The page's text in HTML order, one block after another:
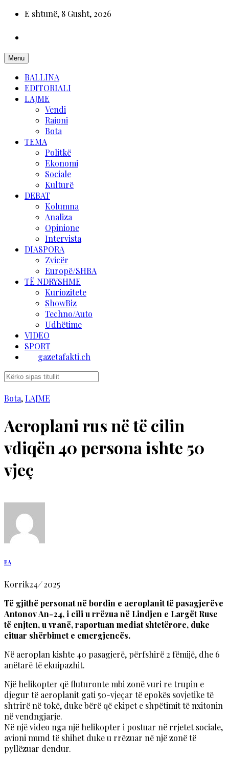
E shtunë, 8 Gusht, 2026
Menu
BALLINA
EDITORIALI
LAJME
Vendi
Rajoni
Bota
TEMA
Politkë
Ekonomi
Sociale
Kulturë
DEBAT
Kolumna
Analiza
Opinione
Intervista
DIASPORA
Zvicër
Europë/SHBA
TË NDRYSHME
Kuriozitete
ShowBiz
Techno/Auto
Udhëtime
VIDEO
SPORT
gazetafakti.ch
Bota,LAJME
Aeroplani rus në të cilin
vdiqën 40 persona ishte 50
vjeç
EA
Korrik24/2025
Të gjithë personat në bordin e aeroplanit të pasagjerëve
Antonov An-24, i cili u rrëzua në Lindjen e Largët Ruse
të enjten, u vranë, raportuan mediat shtetërore, duke
cituar shërbimet e emergjencës.
Në aeroplan kishte 40 pasagjerë, përfshirë 2 fëmijë, dhe 6
anëtarë të ekuipazhit.
Një helikopter që fluturonte mbi zonë vuri re trupin e
djegur të aeroplanit gati 50-vjeçar të epokës sovjetike të
shtrirë në tokë, duke bërë që ekipet e shpëtimit të nxitonin
në vendngjarje.
Në një video nga një helikopter i postuar në rrjetet sociale,
avioni mund të shihet duke u rrëzuar në një zonë të
pyllëzuar dendur.